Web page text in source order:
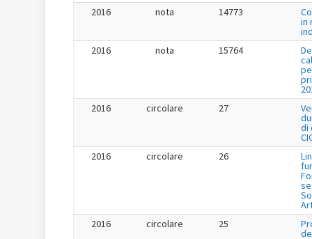
2016
nota 14773
in
2016
nota 15764
2016
circolare 27
di
2016
circolare 26
2016
circolare 25